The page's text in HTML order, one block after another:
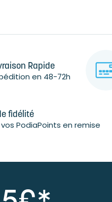
Rapide
en 48-72h
fidélité
PodiaPoints en remise